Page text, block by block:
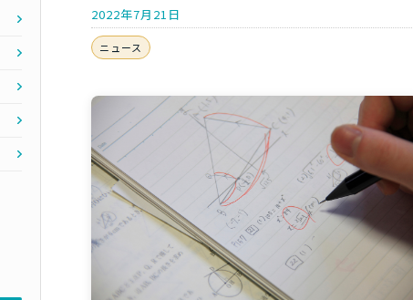
2022年7月21日
ニュース